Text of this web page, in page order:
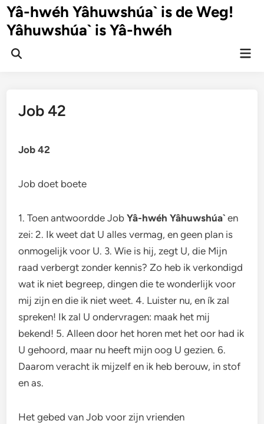
Ga
naar
inhoud
Yâ-hwéh Yâhuwshúa` is de Weg!
Yâhuwshúa` is Yâ-hwéh
Zoeken
Job 42
Job 42
Job doet boete
1. Toen antwoordde JobYâ-hwéh Yâhuwshúa`en
zei: 2. Ik weet dat U alles vermag, en geen plan is
onmogelijk voor U. 3. Wie is hij, zegt U, die Mijn
raad verbergt zonder kennis? Zo heb ik verkondigd
wat ik niet begreep, dingen die te wonderlijk voor
mij zijn en die ik niet weet. 4. Luister nu, en ík zal
spreken! Ik zal U ondervragen: maak het mij
bekend! 5. Alleen door het horen met het oor had ik
U gehoord, maar nu heeft mijn oog U gezien. 6.
Daarom veracht ik mijzelf en ik heb berouw, in stof
en as.
Het gebed van Job voor zijn vrienden